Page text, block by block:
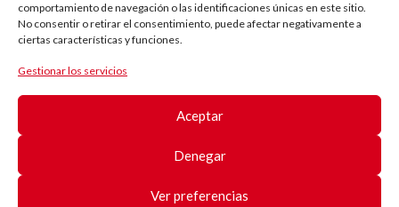
comportamiento de navegación o las identificaciones únicas en este sitio.
No consentir o retirar el consentimiento, puede afectar negativamente a
ciertas características y funciones.
Gestionar los servicios
Aceptar
Denegar
Ver preferencias
El camino